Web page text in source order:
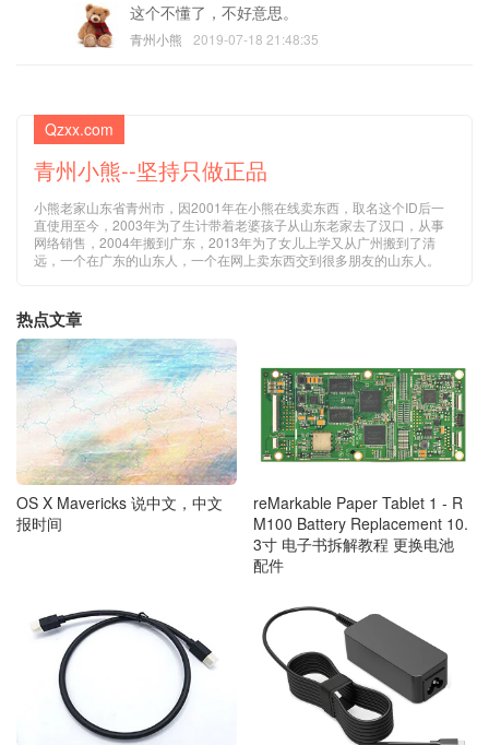
这个不懂了，不好意思。
青州小熊 2019-07-18 21:48:35
Qzxx.com
青州小熊--坚持只做正品
小熊老家山东省青州市，因2001年在小熊在线卖东西，取名这个ID后一
直使用至今，2003年为了生计带着老婆孩子从山东老家去了汉口，从事
网络销售，2004年搬到广东，2013年为了女儿上学又从广州搬到了清
远，一个在广东的山东人，一个在网上卖东西交到很多朋友的山东人。
热点文章
OS X Mavericks 说中文，中文
报时间
reMarkable Paper Tablet 1 - R
M100 Battery Replacement 10.
3寸 电子书拆解教程 更换电池
配件